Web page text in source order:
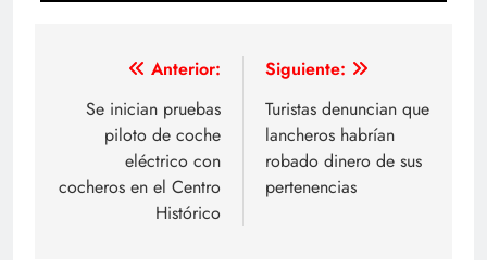
Navegación
de
entradas
Anterior:
Se inician pruebas
piloto de coche
eléctrico con
cocheros en el Centro
Histórico
Siguiente:
Turistas denuncian que
lancheros habrían
robado dinero de sus
pertenencias